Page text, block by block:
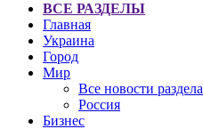
ВСЕ РАЗДЕЛЫ
Главная
Украина
Город
Мир
Все новости раздела
Россия
Бизнес